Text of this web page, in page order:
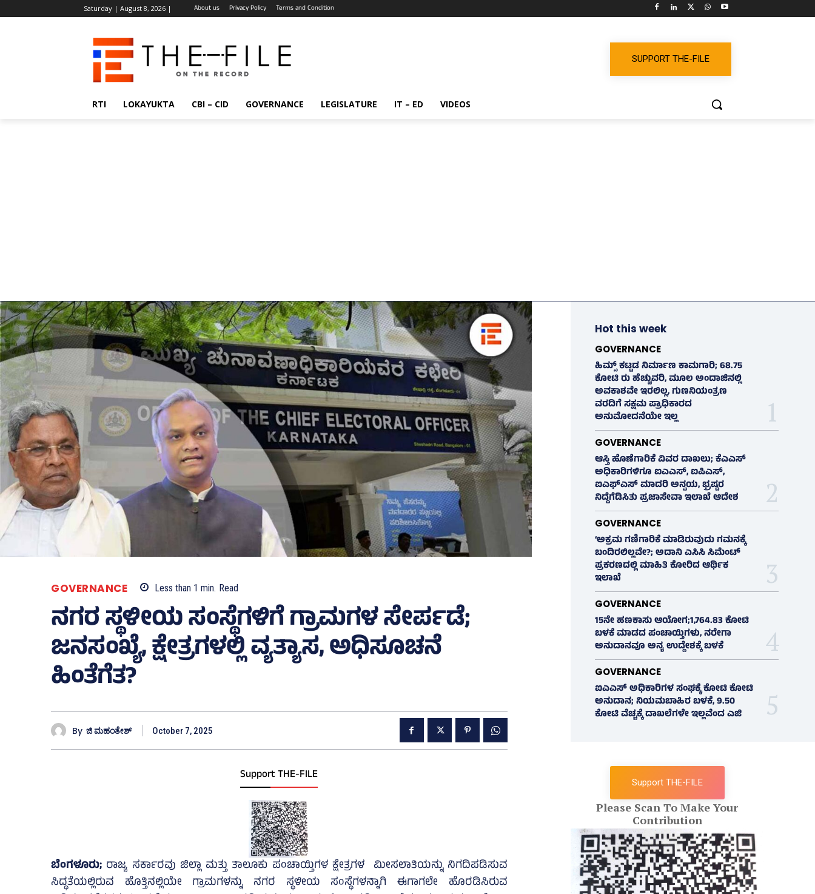
Saturday | August 8, 2026 | About us Privacy Policy Terms and Condition
SUPPORT THE-FILE
RTI LOKAYUKTA CBI – CID GOVERNANCE LEGISLATURE IT – ED VIDEOS
GOVERNANCE Less than 1 min. Read
ನಗರ ಸ್ಥಳೀಯ ಸಂಸ್ಥೆಗಳಿಗೆ ಗ್ರಾಮಗಳ ಸೇರ್ಪಡೆ;
ಜನಸಂಖ್ಯೆ, ಕ್ಷೇತ್ರಗಳಲ್ಲಿ ವ್ಯತ್ಯಾಸ, ಅಧಿಸೂಚನೆ
ಹಿಂತೆಗೆತ?
By ಜಿ ಮಹಂತೇಶ್ October 7, 2025
Support THE-FILE
ಬೆಂಗಳೂರು; ರಾಜ್ಯ ಸರ್ಕಾರವು ಜಿಲ್ಲಾ ಮತ್ತು ತಾಲೂಕು ಪಂಚಾಯ್ತಿಗಳ ಕ್ಷೇತ್ರಗಳ ಮೀಸಲಾತಿಯನ್ನು ನಿಗದಿಪಡಿಸುವ
ಸಿದ್ಧತೆಯಲ್ಲಿರುವ ಹೊತ್ತಿನಲ್ಲಿಯೇ ಗ್ರಾಮಗಳನ್ನು ನಗರ ಸ್ಥಳೀಯ ಸಂಸ್ಥೆಗಳನ್ನಾಗಿ ಈಗಾಗಲೇ ಹೊರಡಿಸಿರುವ
Hot this week
GOVERNANCE
ಹಿಮ್ಸ್‌ ಕಟ್ಟಡ ನಿರ್ಮಾಣ ಕಾಮಗಾರಿ; 68.75
ಕೋಟಿ ರು ಹೆಚ್ಚುವರಿ, ಮೂಲ ಅಂದಾಜಿನಲ್ಲಿ
ಅವಕಾಶವೇ ಇರಲಿಲ್ಲ, ಗುಣನಿಯಂತ್ರಣ
ವರದಿಗೆ ಸಕ್ಷಮ ಪ್ರಾಧಿಕಾರದ
ಅನುಮೋದನೆಯೇ ಇಲ್ಲ
GOVERNANCE
ಆಸ್ತಿ ಹೊಣೆಗಾರಿಕೆ ವಿವರ ದಾಖಲು; ಕೆಎಎಸ್
ಅಧಿಕಾರಿಗಳಿಗೂ ಐಎಎಸ್‌, ಐಪಿಎಸ್‌,
ಐಎಫ್‌ಎಸ್‌ ಮಾದರಿ ಅನ್ವಯ, ಭ್ರಷ್ಟರ
ನಿದ್ದೆಗೆಡಿಸಿತು ಪ್ರಜಾಸೇವಾ ಇಲಾಖೆ ಆದೇಶ
GOVERNANCE
‘ಅಕ್ರಮ ಗಣಿಗಾರಿಕೆ ಮಾಡಿರುವುದು ಗಮನಕ್ಕೆ
ಬಂದಿರಲಿಲ್ಲವೇ?; ಅದಾನಿ ಎಸಿಸಿ ಸಿಮೆಂಟ್
ಪ್ರಕರಣದಲ್ಲಿ ಮಾಹಿತಿ ಕೋರಿದ ಆರ್ಥಿಕ
ಇಲಾಖೆ
GOVERNANCE
15ನೇ ಹಣಕಾಸು ಆಯೋಗ;1,764.83 ಕೋಟಿ
ಬಳಕೆ ಮಾಡದ ಪಂಚಾಯ್ತಿಗಳು, ನರೇಗಾ
ಅನುದಾನವೂ ಅನ್ಯ ಉದ್ದೇಶಕ್ಕೆ ಬಳಕೆ
GOVERNANCE
ಐಎಎಸ್‌ ಅಧಿಕಾರಿಗಳ ಸಂಘಕ್ಕೆ ಕೋಟಿ ಕೋಟಿ
ಅನುದಾನ; ನಿಯಮಬಾಹಿರ ಬಳಕೆ, 9.50
ಕೋಟಿ ವೆಚ್ಚಕ್ಕೆ ದಾಖಲೆಗಳೇ ಇಲ್ಲವೆಂದ ಎಜಿ
Support THE-FILE
Please Scan To Make Your
Contribution